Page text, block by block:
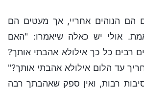
הם הנוהים אחריי, אך מעטים הם
אולי יש כאלה שיאמרו: "האם
רבים כל כך אילולא אהבתי אותך?
עד הלום אילולא אהבתי אותך?"
רבות, ואין ספק שאהבתך רבה